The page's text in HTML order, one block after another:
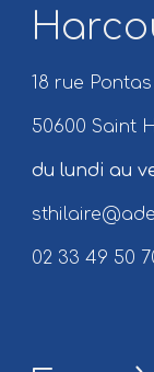
18 rue Pontas
50600 Saint
du lundi au
02 33 49 50